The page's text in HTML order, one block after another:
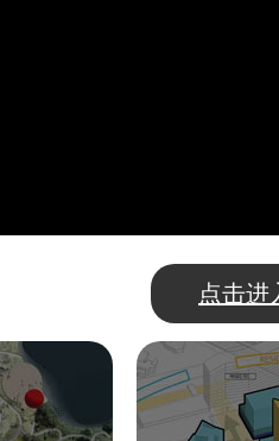
点击进